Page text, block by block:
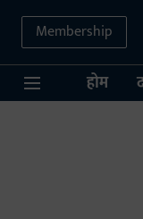
Membership
होम